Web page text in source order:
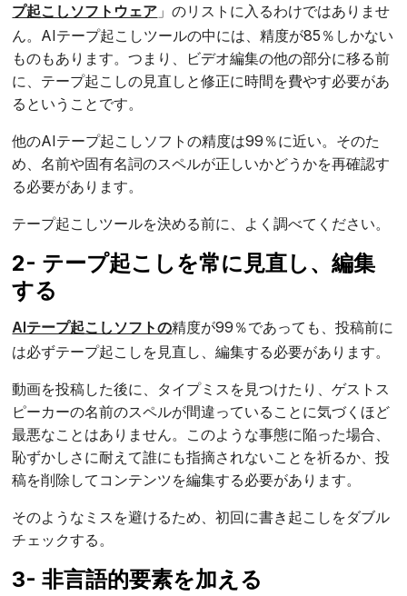
プ起こしソフトウェア 」のリストに入るわけではありませ
ん。AIテープ起こしツールの中には、精度が85％しかない
ものもあります。つまり、ビデオ編集の他の部分に移る前
に、テープ起こしの見直しと修正に時間を費やす必要があ
るということです。
他のAIテープ起こしソフトの精度は99％に近い。そのた
め、名前や固有名詞のスペルが正しいかどうかを再確認す
る必要があります。
テープ起こしツールを決める前に、よく調べてください。
2- テープ起こしを常に見直し、編集
する
AIテープ起こしソフトの精度が99％であっても、投稿前に
は必ずテープ起こしを見直し、編集する必要があります。
動画を投稿した後に、タイプミスを見つけたり、ゲストス
ピーカーの名前のスペルが間違っていることに気づくほど
最悪なことはありません。このような事態に陥った場合、
恥ずかしさに耐えて誰にも指摘されないことを祈るか、投
稿を削除してコンテンツを編集する必要があります。
そのようなミスを避けるため、初回に書き起こしをダブル
チェックする。
3- 非言語的要素を加える